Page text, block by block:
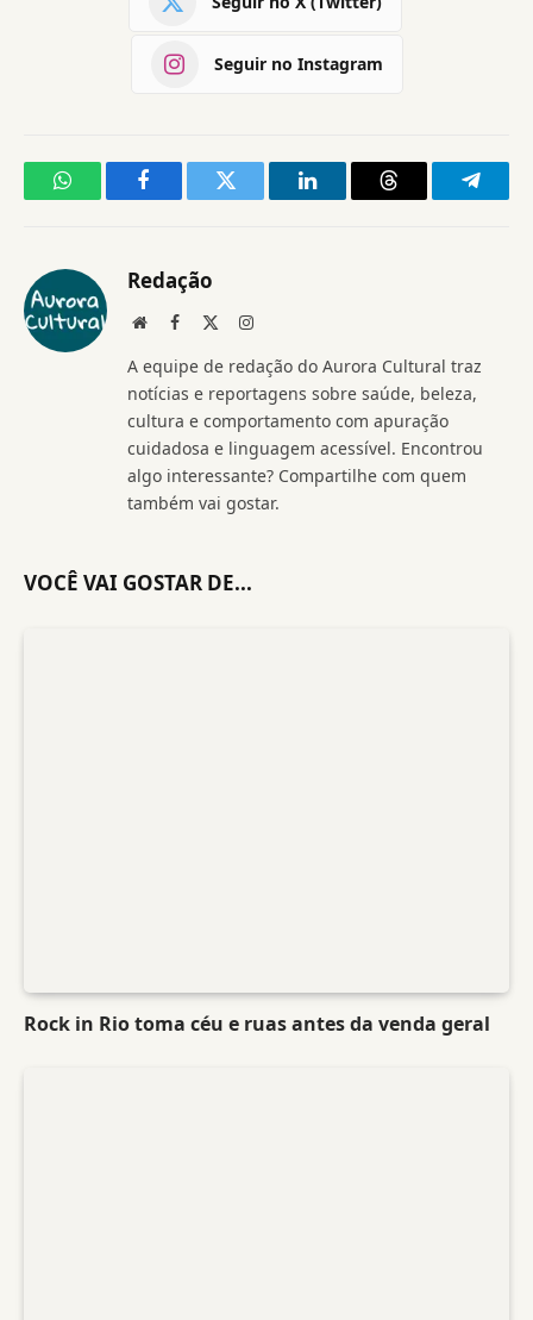
Seguir no Instagram
WhatsAppFacebookTwitter LinkedInThreads
Redação
WebsiteFacebook Instagram
A equipe de redação do Aurora Cultural traz
notícias e reportagens sobre saúde, beleza,
cultura e comportamento com apuração
cuidadosa e linguagem acessível. Encontrou
algo interessante? Compartilhe com quem
também vai gostar.
VOCÊ VAI GOSTAR DE...
Rock in Rio toma céu e ruas antes da venda geral